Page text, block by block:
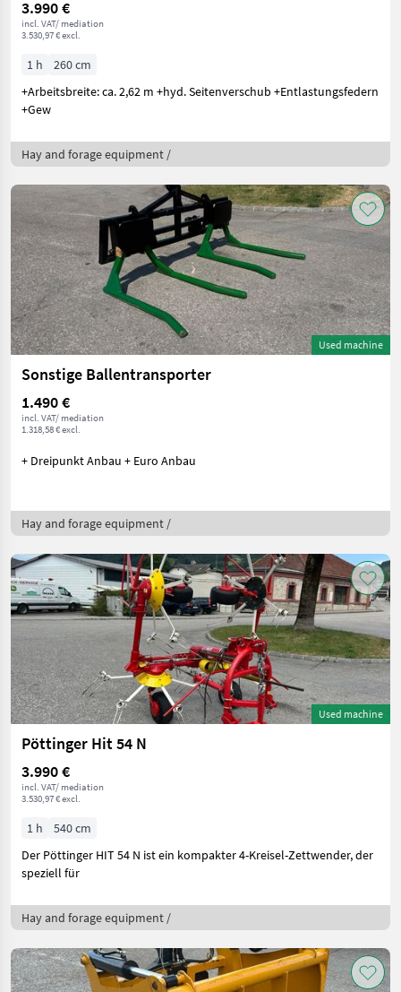
3.990 €
incl. VAT/ mediation
3.530,97 € excl.
1 h
260 cm
+Arbeitsbreite: ca. 2,62 m +hyd. Seitenverschub +Entlastungsfedern
+Gew
Hay and forage equipment /
Used machine
Sonstige Ballentransporter
1.490 €
incl. VAT/ mediation
1.318,58 € excl.
+ Dreipunkt Anbau + Euro Anbau
Hay and forage equipment /
Used machine
Pöttinger Hit 54 N
3.990 €
incl. VAT/ mediation
3.530,97 € excl.
1 h
540 cm
Der Pöttinger HIT 54 N ist ein kompakter 4-Kreisel-Zettwender, der
speziell für
Hay and forage equipment /